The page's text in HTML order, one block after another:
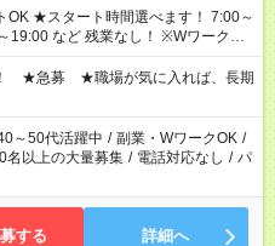
7:00～
ど 残業なし！ ※Wワークの
週40時間超の就業はご案内できませ
間以上勤務は社会保険への加入対象
日雇い派遣の原則禁止）により、
案内が難しい場合があります
！ ★急募 ★職場が気に入れば、長期
～50代活躍中 / 副業・WワークOK /
名以上の大量募集 / 電話対応なし / パ
する 詳細へ